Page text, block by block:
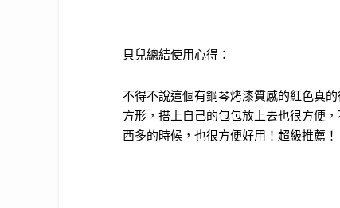
貝兒總結使用心得：
不得不說這個有鋼琴烤漆質感的紅色真
方形，搭上自己的包包放上去也很方便
西多的時候，也很方便好用！超級推薦！